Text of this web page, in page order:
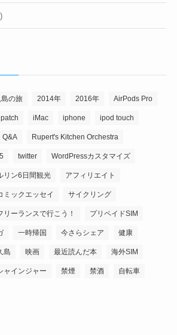
の旅 2014年 2016年 AirPods Pro
iMac iphone ipod touch
Q&A Rupert's Kitchen Orchestra
twitter WordPressカスタマイズ
リン6日間観光 アフィリエイト
ミックエッセイ サイクリング
リーランスで行こう！ プリペイドSIM
一時帰国 今さらシェア 健康
島 映画 最近読んだ本 海外SIM
ャインジャー 禁煙 禁酒 自転車